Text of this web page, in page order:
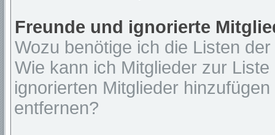
Freunde und ignorierte
Wozu benötige ich die Listen
Wie kann ich Mitglieder zur
ignorierten Mitglieder
entfernen?